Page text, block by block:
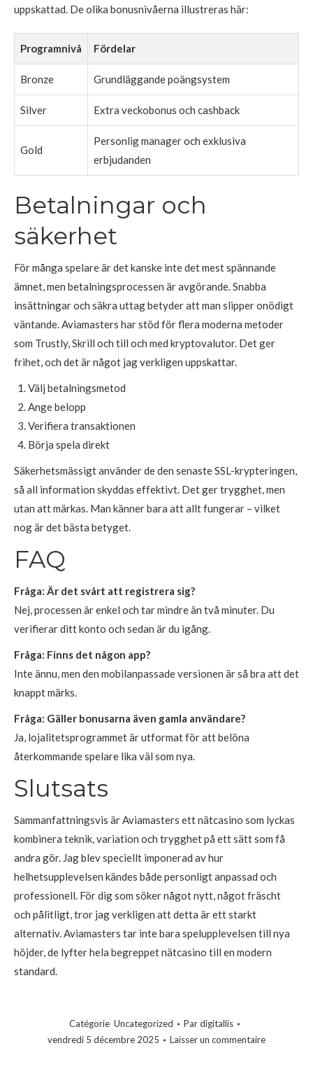
uppskattad. De olika bonusnivåerna illustreras här:
Programnivå Fördelar
Bronze Grundläggande poängsystem
Silver Extra veckobonus och cashback
Gold
Personlig manager och exklusiva
erbjudanden
Betalningar och
säkerhet
För många spelare är det kanske inte det mest spännande
ämnet, men betalningsprocessen är avgörande. Snabba
insättningar och säkra uttag betyder att man slipper onödigt
väntande. Aviamasters har stöd för flera moderna metoder
som Trustly, Skrill och till och med kryptovalutor. Det ger
frihet, och det är något jag verkligen uppskattar.
Välj betalningsmetod
Ange belopp
Verifiera transaktionen
Börja spela direkt
Säkerhetsmässigt använder de den senaste SSL-krypteringen,
så all information skyddas effektivt. Det ger trygghet, men
utan att märkas. Man känner bara att allt fungerar – vilket
nog är det bästa betyget.
FAQ
Fråga: Är det svårt att registrera sig?
Nej, processen är enkel och tar mindre än två minuter. Du
verifierar ditt konto och sedan är du igång.
Fråga: Finns det någon app?
Inte ännu, men den mobilanpassade versionen är så bra att det
knappt märks.
Fråga: Gäller bonusarna även gamla användare?
Ja, lojalitetsprogrammet är utformat för att belöna
återkommande spelare lika väl som nya.
Slutsats
Sammanfattningsvis är Aviamasters ett nätcasino som lyckas
kombinera teknik, variation och trygghet på ett sätt som få
andra gör. Jag blev speciellt imponerad av hur
helhetsupplevelsen kändes både personligt anpassad och
professionell. För dig som söker något nytt, något fräscht
och pålitligt, tror jag verkligen att detta är ett starkt
alternativ. Aviamasters tar inte bara spelupplevelsen till nya
höjder, de lyfter hela begreppet nätcasino till en modern
standard.
Catégorie Uncategorized Pardigitallis
vendredi 5 décembre 2025
Laisser un commentaire